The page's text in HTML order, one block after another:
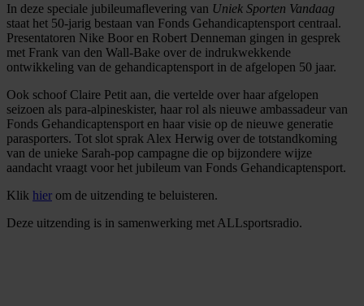
In deze speciale jubileumaflevering van Uniek Sporten Vandaag
staat het 50-jarig bestaan van Fonds Gehandicaptensport centraal.
Presentatoren Nike Boor en Robert Denneman gingen in gesprek
met Frank van den Wall-Bake over de indrukwekkende
ontwikkeling van de gehandicaptensport in de afgelopen 50 jaar.
Ook schoof Claire Petit aan, die vertelde over haar afgelopen
seizoen als para-alpineskister, haar rol als nieuwe ambassadeur van
Fonds Gehandicaptensport en haar visie op de nieuwe generatie
parasporters. Tot slot sprak Alex Herwig over de totstandkoming
van de unieke Sarah-pop campagne die op bijzondere wijze
aandacht vraagt voor het jubileum van Fonds Gehandicaptensport.
Klik hier om de uitzending te beluisteren.
Deze uitzending is in samenwerking met ALLsportsradio.